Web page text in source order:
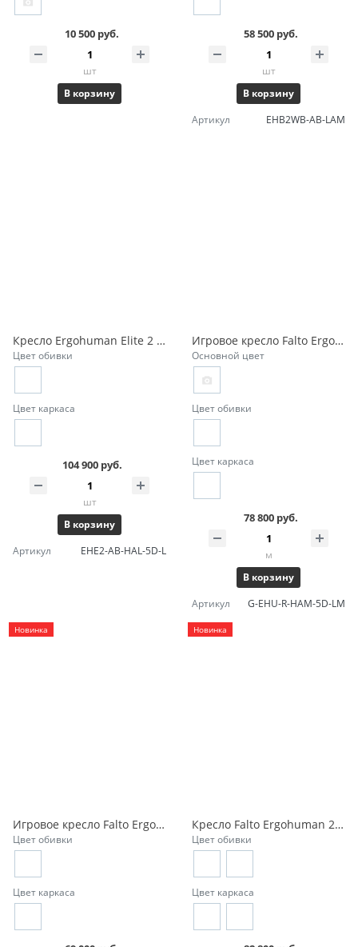
10 500 руб.
шт
В корзину
58 500 руб.
шт
В корзину
Артикул
EHB2WB-AB-LAM
Кресло Ergohuman Elite 2 кожа
Цвет обивки
Цвет каркаса
104 900 руб.
шт
В корзину
Артикул
EHE2-AB-HAL-5D-L
Игровое кресло Falto Ergohuman 2 Ultra Game с подножкой
Основной цвет
Цвет обивки
Цвет каркаса
78 800 руб.
м
В корзину
Артикул
G-EHU-R-HAM-5D-LM
Новинка
Игровое кресло Falto Ergohuman 2 Ultra ST Game
Цвет обивки
Цвет каркаса
Новинка
Кресло Falto Ergohuman 2 Luxury SE
Цвет обивки
Цвет каркаса